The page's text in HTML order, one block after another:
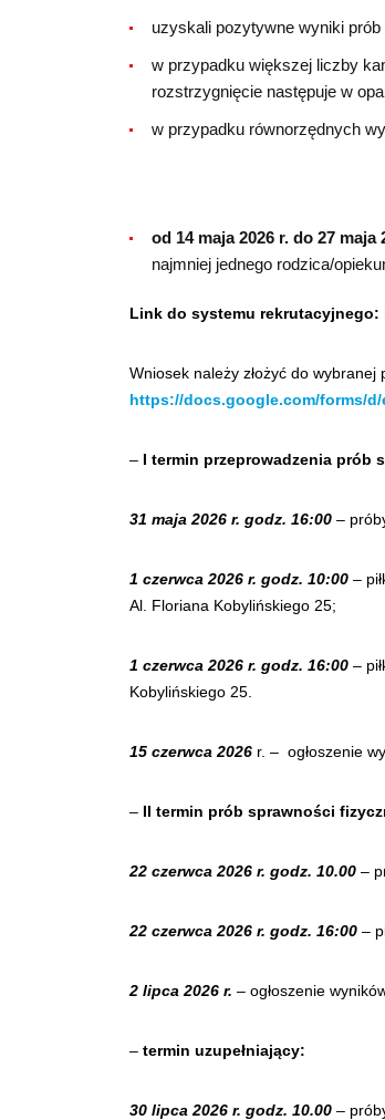
uzyskali pozytywne wyniki
w przypadku większej liczby
rozstrzygnięcie następuje w
w przypadku równorzędnych
od 14 maja 2026 r. do 27 maja
najmniej jednego rodzica/
Link do systemu rekrutacyjnego:
Wniosek należy złożyć do
https://docs.google.com/forms/d/
– I termin przeprowadzenia prób
31 maja 2026 r. godz. 16:00 –
1 czerwca 2026 r. godz. 10:00 –
Al. Floriana Kobylińskiego 25;
1 czerwca 2026 r. godz. 16:00 –
Kobylińskiego 25.
15 czerwca 2026 r. – ogłoszenie
– II termin prób sprawności
22 czerwca 2026 r. godz. 10.00 –
22 czerwca 2026 r. godz. 16:00 –
2 lipca 2026 r. – ogłoszenie
– termin uzupełniający:
30 lipca 2026 r. godz. 10.00 –